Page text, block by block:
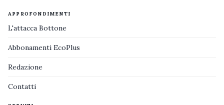
APPROFONDIMENTI
L'attacca Bottone
Abbonamenti EcoPlus
Redazione
Contatti